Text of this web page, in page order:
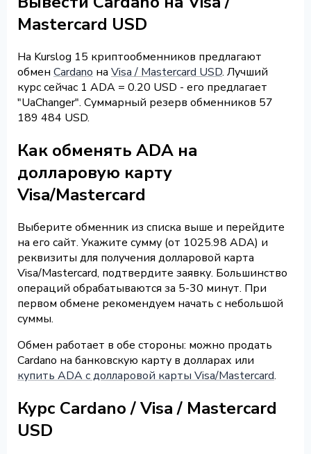
Mastercard USD
На Kurslog 15 криптообменников предлагают
обмен Cardano на Visa / Mastercard USD. Лучший
курс сейчас 1 ADA = 0.20 USD - его предлагает
"UaChanger". Суммарный резерв обменников 57
189 484 USD.
Как обменять ADA на
долларовую карту
Visa/Mastercard
Выберите обменник из списка выше и перейдите
на его сайт. Укажите сумму (от 1025.98 ADA) и
реквизиты для получения долларовой карта
Visa/Mastercard, подтвердите заявку. Большинство
операций обрабатываются за 5-30 минут. При
первом обмене рекомендуем начать с небольшой
суммы.
Обмен работает в обе стороны: можно продать
Cardano на банковскую карту в долларах или
купить ADA с долларовой карты Visa/Mastercard.
Курс Cardano / Visa / Mastercard
USD